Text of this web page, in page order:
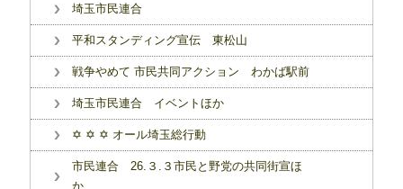
埼玉市民連合
平和スタンディング宣伝 東松山
戦争やめて 市民共同アクション わかば駅前
埼玉市民連合 イベントほか
✡ ✡ ✡ オール埼玉総行動
市民連合 26.３.３市民と野党の共同街宣ほ
か